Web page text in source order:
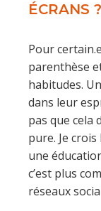
ÉCRANS ?
Pour
parenthèse
habitudes.
dans leur
pas que cela
pure. Je
une
c’est plus
réseaux